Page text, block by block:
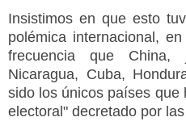
Insistimos en que esto
polémica internacional,
frecuencia que
Nicaragua, Cuba,
sido los únicos países que
electoral" decretado por